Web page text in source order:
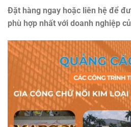
Đặt hàng ngay hoặc liên hệ để
phù hợp nhất với doanh nghiệp